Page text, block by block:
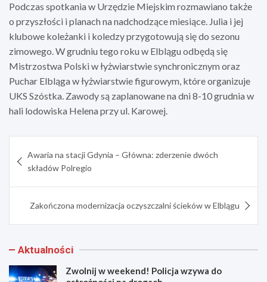
Podczas spotkania w Urzędzie Miejskim rozmawiano także
o przyszłości i planach na nadchodzące miesiące. Julia i jej
klubowe koleżanki i koledzy przygotowują się do sezonu
zimowego. W grudniu tego roku w Elblągu odbędą się
Mistrzostwa Polski w łyżwiarstwie synchronicznym oraz
Puchar Elbląga w łyżwiarstwie figurowym, które organizuje
UKS Szóstka. Zawody są zaplanowane na dni 8-10 grudnia w
hali lodowiska Helena przy ul. Karowej.
wpisu
Awaria na stacji Gdynia – Główna: zderzenie dwóch
składów Polregio
Zakończona modernizacja oczyszczalni ścieków w Elblągu
Aktualności
Zwolnij w weekend! Policja wzywa do